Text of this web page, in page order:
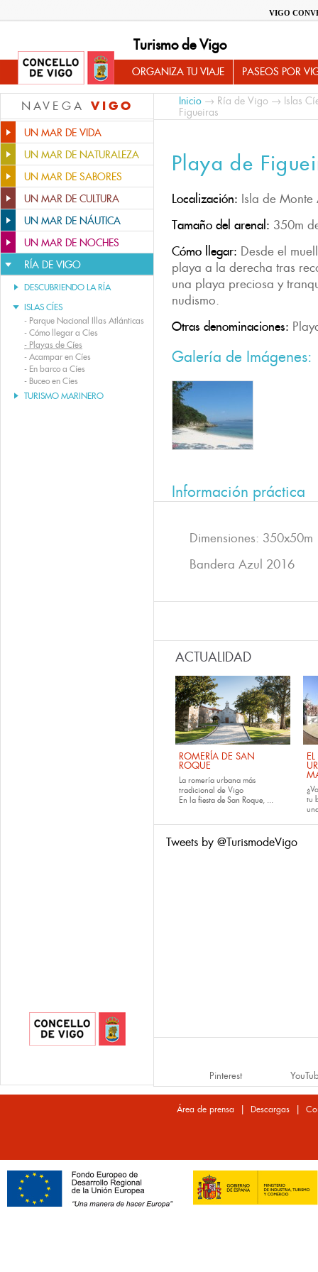
VIGO
Turismo de Vigo
ORGANIZA TU VIAJE PASEOS POR
NAVEGA VIGO
UN MAR DE VIDA
UN MAR DE NATURALEZA
UN MAR DE SABORES
UN MAR DE CULTURA
UN MAR DE NÁUTICA
UN MAR DE NOCHES
RÍA DE VIGO
DESCUBRIENDO LA RÍA
ISLAS CÍES
- Parque Nacional Illas Atlánticas
- Cómo llegar a Cíes
- Playas de Cíes
- Acampar en Cíes
- En barco a Cíes
- Buceo en Cíes
TURISMO MARINERO
Inicio → Ría de Vigo → Islas
Figueiras
Playa de
Localización: Isla de Monte
Tamaño del arenal: 350m
Cómo llegar: Desde el
playa a la derecha tras
una playa preciosa y
nudismo.
Otras denominaciones:
Galería de Imágenes:
Información práctica
Dimensiones: 350x50m
Bandera Azul 2016
ACTUALIDAD
ROMERÍA DE SAN
ROQUE
La romería urbana más
tradicional de Vigo
En la fiesta de San Roque, ...
tu
Tweets by @TurismodeVigo
Pinterest
Área de prensa | Descargas|